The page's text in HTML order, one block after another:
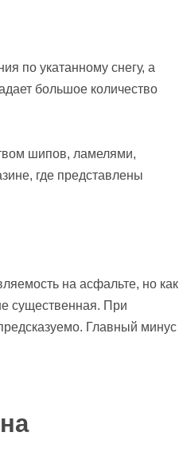
по укатанному снегу, а
большое количество
шипов, ламелями,
где представлены
на асфальте, но как
существенная. При
Главный минус